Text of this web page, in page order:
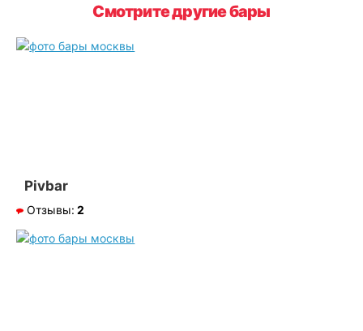
Смотрите другие бары
Pivbar
Отзывы: 2